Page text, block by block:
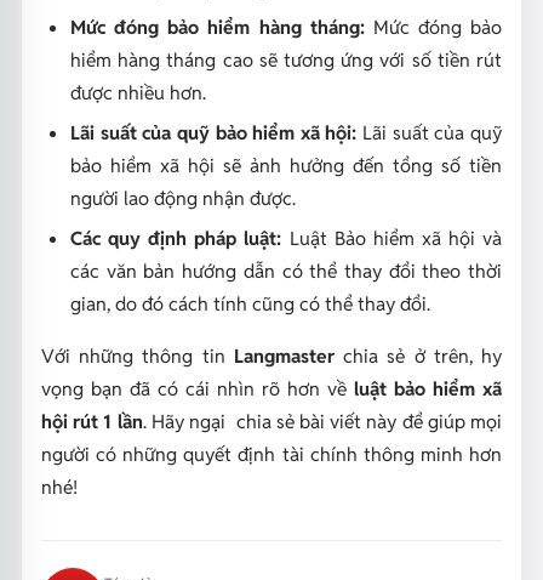
Mức đóng bảo hiểm hàng tháng:Mức đóng bảo
hiểm hàng tháng cao sẽ tương ứng với số tiền rút
được nhiều hơn.
Lãi suất của quỹ bảo hiểm xã hội: Lãi suất của quỹ
bảo hiểm xã hội sẽ ảnh hưởng đến tổng số tiền
người lao động nhận được.
Các quy định pháp luật: Luật Bảo hiểm xã hội và
các văn bản hướng dẫn có thể thay đổi theo thời
gian, do đó cách tính cũng có thể thay đổi.
Với những thông tin Langmasterchia sẻ ở trên, hy
vọng bạn đã có cái nhìn rõ hơn về luật bảo hiểm xã
hội rút 1 lần. Hãy ngại chia sẻ bài viết này để giúp mọi
người có những quyết định tài chính thông minh hơn
nhé!